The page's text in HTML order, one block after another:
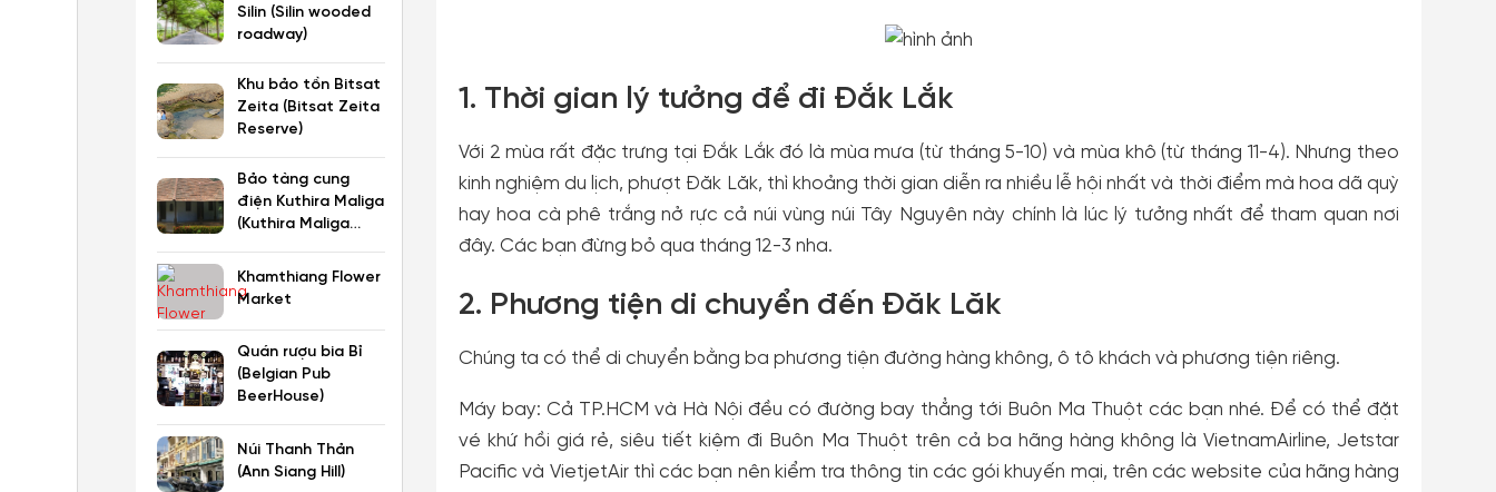
1. Thời gian lý tưởng để đi Đắk Lắk
Với 2 mùa rất đặc trưng tại Đắk Lắk đó là mùa mưa (từ tháng 5-10) và mùa khô (từ tháng 11-4). Nhưng theo
kinh nghiệm du lịch, phượt Đăk Lăk, thì khoảng thời gian diễn ra nhiều lễ hội nhất và thời điểm mà hoa dã quỳ
hay hoa cà phê trắng nở rực cả núi vùng núi Tây Nguyên này chính là lúc lý tưởng nhất để tham quan nơi
đây. Các bạn đừng bỏ qua tháng 12-3 nha.
2. Phương tiện di chuyển đến Đăk Lăk
Chúng ta có thể di chuyển bằng ba phương tiện đường hàng không, ô tô khách và phương tiện riêng.
Máy bay: Cả TP.HCM và Hà Nội đều có đường bay thẳng tới Buôn Ma Thuột các bạn nhé. Để có thể đặt
vé khứ hồi giá rẻ, siêu tiết kiệm đi Buôn Ma Thuột trên cả ba hãng hàng không là VietnamAirline, Jetstar
Pacific và VietjetAir thì các bạn nên kiểm tra thông tin các gói khuyến mại, trên các website của hãng hàng
Silin (Silin wooded
roadway)
Khu bảo tồn Bitsat
Zeita (Bitsat Zeita
Reserve)
Bảo tàng cung
điện Kuthira Maliga
(Kuthira Maliga
Khamthiang Flower
Market
Quán rượu bia Bỉ
(Belgian Pub
BeerHouse)
Núi Thanh Thản
(Ann Siang Hill)